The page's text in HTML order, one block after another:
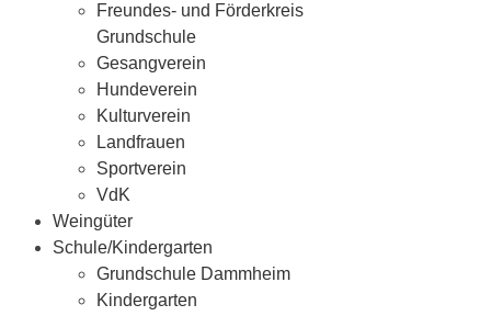
Freundes- und Förderkreis
Grundschule
Gesangverein
Hundeverein
Kulturverein
Landfrauen
Sportverein
VdK
Weingüter
Schule/Kindergarten
Grundschule Dammheim
Kindergarten